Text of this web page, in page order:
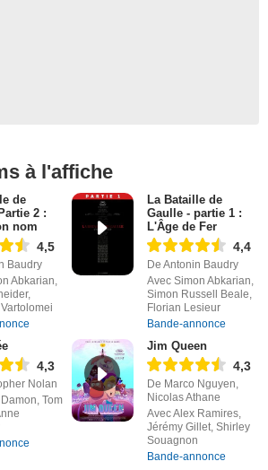
à l'affiche
de
2 :
nom
4,5
Baudry
Abkarian,
La Bataille de
Gaulle - partie 1 :
L'Âge de Fer
4,4
De Antonin Baudry
Avec Simon Abkarian,
Simon Russell Beale,
Florian Lesieur
Bande-annonce
4,3
Nolan
Tom
Jim Queen
4,3
De Marco Nguyen,
Nicolas Athane
Avec Alex Ramires,
Jérémy Gillet, Shirley
Souagnon
Bande-annonce